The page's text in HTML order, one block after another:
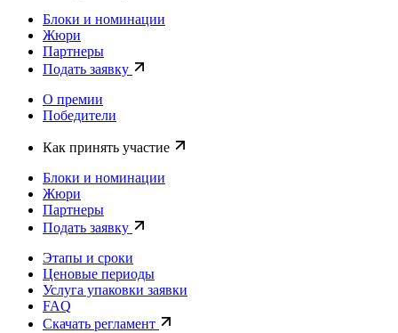
Блоки и номинации
Жюри
Партнеры
Подать заявку
О премии
Победители
Как принять участие
Блоки и номинации
Жюри
Партнеры
Подать заявку
Этапы и сроки
Ценовые периоды
Услуга упаковки заявки
FAQ
Скачать регламент